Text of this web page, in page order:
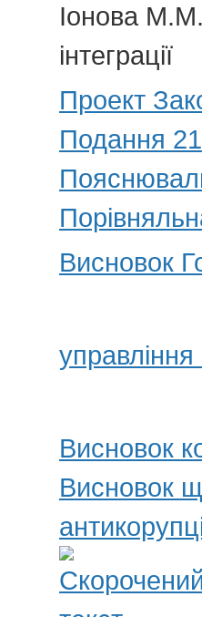
Іонова М.М.
інтеграції
Проект
Подання
Висновок
Висновок
Висновок